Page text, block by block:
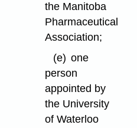
the Manitoba
Pharmaceutical
Association;
(e) one
person
appointed by
the University
of Waterloo